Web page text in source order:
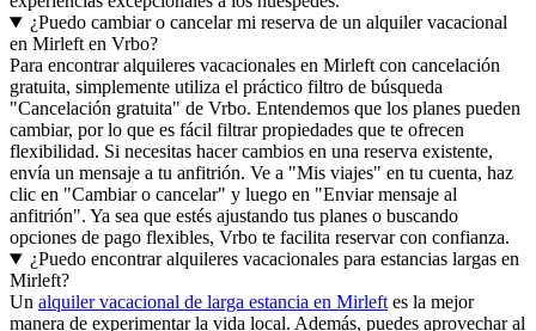
¿Puedo cambiar o cancelar mi reserva de un alquiler vacacional
en Mirleft en Vrbo?
Para encontrar alquileres vacacionales en Mirleft con cancelación
gratuita, simplemente utiliza el práctico filtro de búsqueda
"Cancelación gratuita" de Vrbo. Entendemos que los planes pueden
cambiar, por lo que es fácil filtrar propiedades que te ofrecen
flexibilidad. Si necesitas hacer cambios en una reserva existente,
envía un mensaje a tu anfitrión. Ve a "Mis viajes" en tu cuenta, haz
clic en "Cambiar o cancelar" y luego en "Enviar mensaje al
anfitrión". Ya sea que estés ajustando tus planes o buscando
opciones de pago flexibles, Vrbo te facilita reservar con confianza.
¿Puedo encontrar alquileres vacacionales para estancias largas en
Mirleft?
Un alquiler vacacional de larga estancia en Mirleft es la mejor
manera de experimentar la vida local. Además, puedes aprovechar al